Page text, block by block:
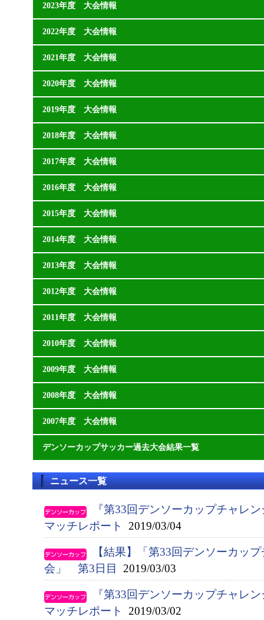
2023年度 大会情報
2022年度 大会情報
2021年度 大会情報
2020年度 大会情報
2019年度 大会情報
2018年度 大会情報
2017年度 大会情報
2016年度 大会情報
2015年度 大会情報
2014年度 大会情報
2013年度 大会情報
2012年度 大会情報
2011年度 大会情報
2010年度 大会情報
2009年度 大会情報
2008年度 大会情報
2007年度 大会情報
デンソーカップサッカー過去大会結果一覧
ニュース一覧
『第33回デンソーカップチャレ
マッチレポート
2019/03/04
【結果】「第33回デンソーカッ
会」 第3日目
2019/03/03
『第33回デンソーカップチャレ
マッチレポート
2019/03/02